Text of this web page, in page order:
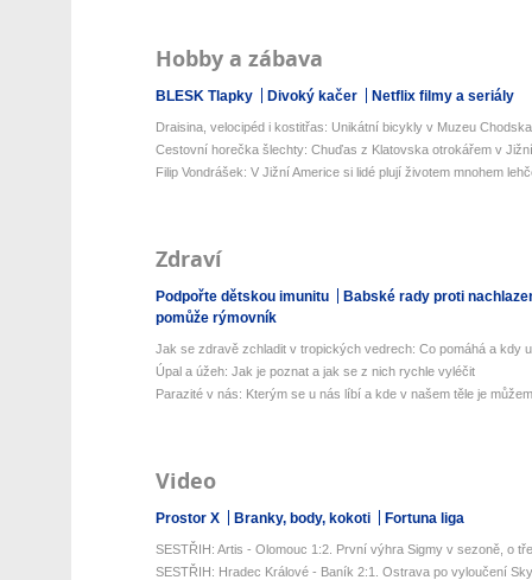
Hobby a zábava
BLESK Tlapky Divoký kačer Netflix filmy a seriály
Draisina, velocipéd i kostitřas: Unikátní bicykly v Muzeu Chodska
Cestovní horečka šlechty: Chuďas z Klatovska otrokářem v
Filip Vondrášek: V Jižní Americe si lidé plují životem mnohem
Zdraví
Podpořte dětskou imunitu
Babské rady proti
pomůže rýmovník
Jak se zdravě zchladit v tropických vedrech: Co pomáhá a kdy
Úpal a úžeh: Jak je poznat a jak se z nich rychle vyléčit
Parazité v nás: Kterým se u nás líbí a kde v našem těle je
Video
Prostor X Branky, body, kokoti Fortuna liga
SESTŘIH: Artis - Olomouc 1:2. První výhra Sigmy v sezoně, o
SESTŘIH: Hradec Králové - Baník 2:1. Ostrava po vyloučení